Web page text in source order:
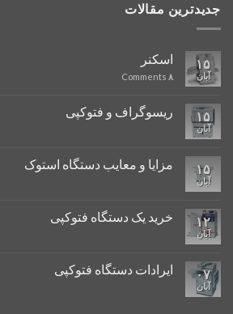
جدیدترین مقالات
۱۵
آبان
اسکنر
۸
۱۵
آبان
ریسوگراف و فتوکپی
۱۵
آبان
مزایا و معایب دستگاه استوک
۱۲
آبان
خرید یک دستگاه فتوکپی
۰۷
آبان
ایرادات دستگاه فتوکپی